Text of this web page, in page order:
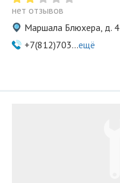
нет отзывов
Маршала Блюхера, д. 4
+7(812)703...ещё